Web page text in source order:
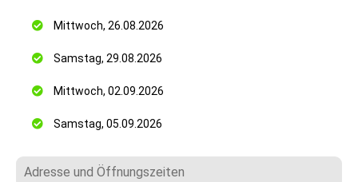
Mittwoch, 26.08.2026
Samstag, 29.08.2026
Mittwoch, 02.09.2026
Samstag, 05.09.2026
Adresse und Öffnungszeiten